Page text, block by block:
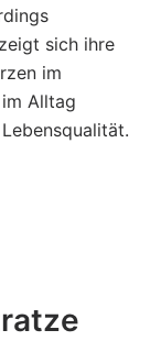
sich ihre
im
Alltag